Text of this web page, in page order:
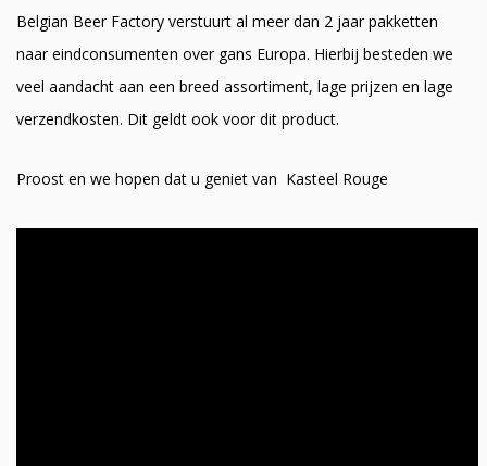
Belgian Beer Factory verstuurt al meer dan 2 jaar pakketten
naar eindconsumenten over gans Europa. Hierbij besteden we
veel aandacht aan een breed assortiment, lage prijzen en lage
verzendkosten. Dit geldt ook voor dit product.
Proost en we hopen dat u geniet van Kasteel Rouge